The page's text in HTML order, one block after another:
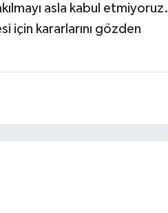
asla kabul etmiyoruz.
için kararlarını gözden